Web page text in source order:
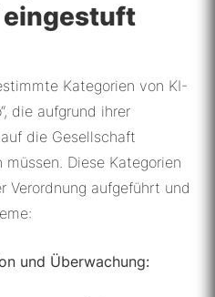
eingestuft
Kategorien von KI-
die aufgrund ihrer
die Gesellschaft
Diese Kategorien
Verordnung aufgeführt und
und Überwachung: